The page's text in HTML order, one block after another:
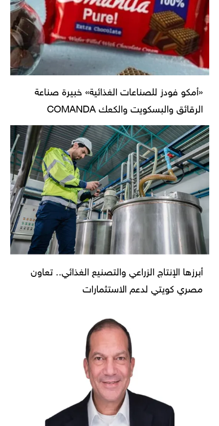
«أمكو فودز للصناعات الغذائية» خبيرة صناعة
الرقائق والبسكويت والكعك COMANDA
أبرزها الإنتاج الزراعي والتصنيع الغذائي.. تعاون
مصري كويتي لدعم الاستثمارات